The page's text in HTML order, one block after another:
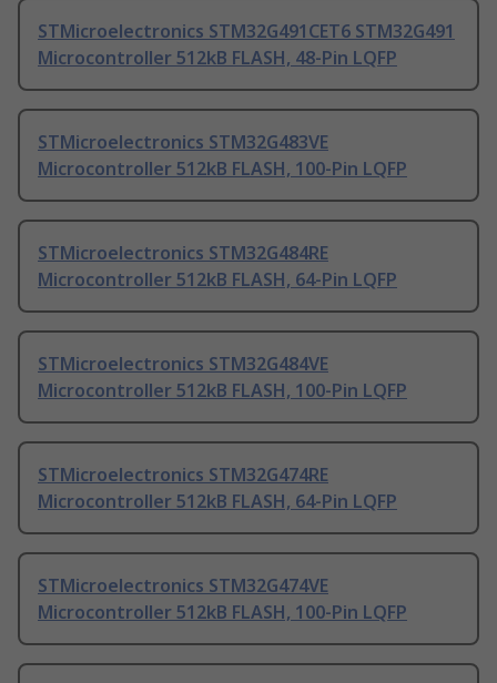
STMicroelectronics STM32G491CET6 STM32G491
Microcontroller 512kB FLASH, 48-Pin LQFP
STMicroelectronics STM32G483VE
Microcontroller 512kB FLASH, 100-Pin LQFP
STMicroelectronics STM32G484RE
Microcontroller 512kB FLASH, 64-Pin LQFP
STMicroelectronics STM32G484VE
Microcontroller 512kB FLASH, 100-Pin LQFP
STMicroelectronics STM32G474RE
Microcontroller 512kB FLASH, 64-Pin LQFP
STMicroelectronics STM32G474VE
Microcontroller 512kB FLASH, 100-Pin LQFP